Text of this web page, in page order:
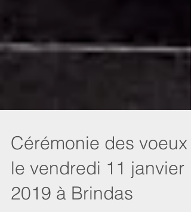
Cérémonie des voeux
le vendredi 11 janvier